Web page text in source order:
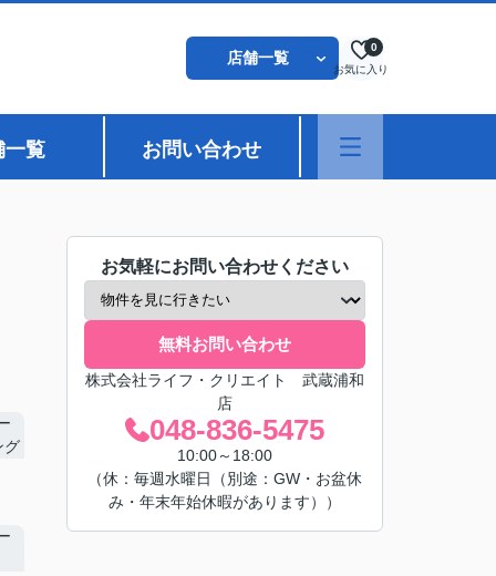
店舗一覧
お気に入り
0
一覧 お問い合わせ
お気軽にお問い合わせください
無料お問い合わせ
株式会社ライフ・クリエイト 武蔵浦和
店
048-836-5475
10:00～18:00
（休：毎週水曜日（別途：GW・お盆休
み・年末年始休暇があります））